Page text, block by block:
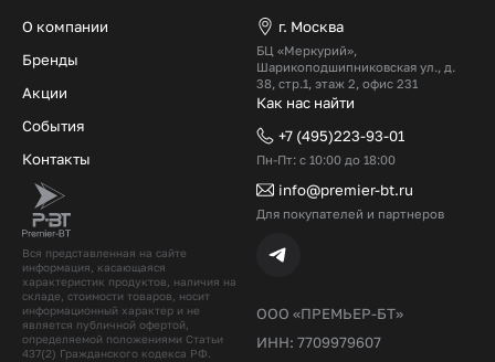
Вся представленная на сайте
информация, касающаяся
характеристик продуктов, наличия на
складе, стоимости товаров, носит
информационный характер и не
является публичной офертой,
определяемой положениями Статьи
437(2) Гражданского кодекcа РФ.
ООО «ПРЕМЬЕР-БТ»
ИНН: 7709979607
О компании
Бренды
Акции
События
Контакты
г. Москва
БЦ «Меркурий»,
Шарикоподшипниковская ул., д.
38, стр.1, этаж 2, офис 231
Как нас найти
+7 (495)223-93-01
Пн-Пт: с 10:00 до 18:00
info@premier-bt.ru
Для покупателей и партнеров